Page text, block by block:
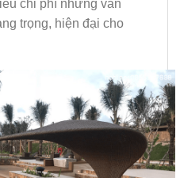
chi phí nhưng vẫn
trọng, hiện đại cho